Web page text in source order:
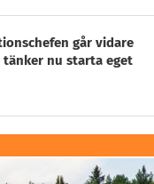
går vidare
nu starta eget